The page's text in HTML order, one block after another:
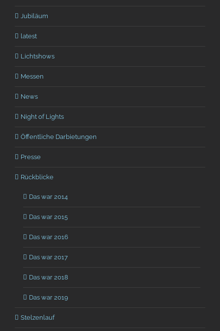
Jubiläum
latest
Lichtshows
Messen
News
Night of Lights
Öffentliche Darbietungen
Presse
Rückblicke
Das war 2014
Das war 2015
Das war 2016
Das war 2017
Das war 2018
Das war 2019
Stelzenlauf